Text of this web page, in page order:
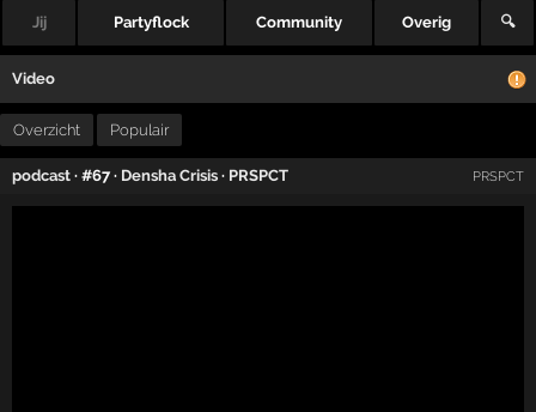
Jij Partyflock Community Overig 🔍
Video
Overzicht Populair
podcast · #67 · Densha Crisis · PRSPCT PRSPCT